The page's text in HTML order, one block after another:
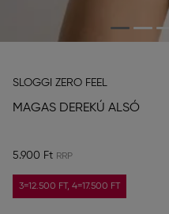
SLOGGI ZERO FEEL
MAGAS DEREKÚ ALSÓ
5.900 Ft
3=12.500 FT, 4=17.500 FT